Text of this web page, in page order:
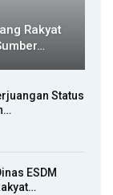
Rakyat
Status
ESDM